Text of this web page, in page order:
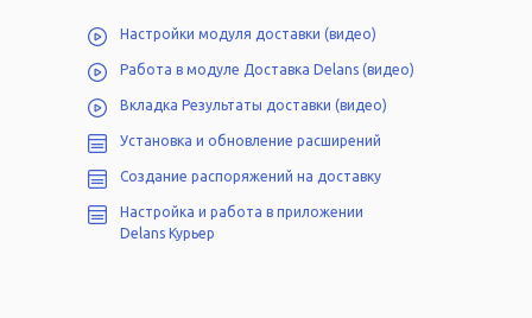
Настройки модуля доставки (видео)
Работа в модуле Доставка Delans (видео)
Создание распоряжений на доставку
Вкладка Результаты доставки (видео)
Настройка и работа в приложении
Delans Курьер
Установка и обновление расширений